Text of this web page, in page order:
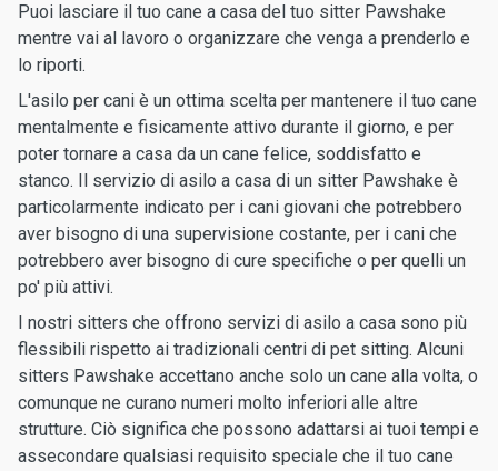
Puoi lasciare il tuo cane a casa del tuo sitter Pawshake
mentre vai al lavoro o organizzare che venga a prenderlo e
lo riporti.
L'asilo per cani è un ottima scelta per mantenere il tuo cane
mentalmente e fisicamente attivo durante il giorno, e per
poter tornare a casa da un cane felice, soddisfatto e
stanco. Il servizio di asilo a casa di un sitter Pawshake è
particolarmente indicato per i cani giovani che potrebbero
aver bisogno di una supervisione costante, per i cani che
potrebbero aver bisogno di cure specifiche o per quelli un
po' più attivi.
I nostri sitters che offrono servizi di asilo a casa sono più
flessibili rispetto ai tradizionali centri di pet sitting. Alcuni
sitters Pawshake accettano anche solo un cane alla volta, o
comunque ne curano numeri molto inferiori alle altre
strutture. Ciò significa che possono adattarsi ai tuoi tempi e
assecondare qualsiasi requisito speciale che il tuo cane